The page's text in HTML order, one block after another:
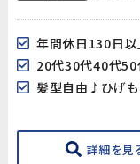
年間休日130日以
20代30代40代
髪型自由♪ひげ
詳細を見